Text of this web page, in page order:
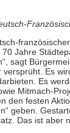
Jahre
sagt
Es
Es
Mitmach-
den festen
geben.
Das ist aber